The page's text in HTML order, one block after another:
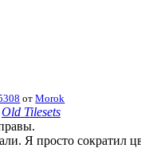
отMorok
Old Tilesets
Я просто сократил